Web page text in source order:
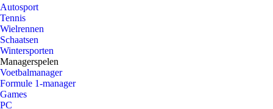
Autosport
Tennis
Wielrennen
Schaatsen
Wintersporten
Managerspelen
Voetbalmanager
Formule 1-manager
Games
PC